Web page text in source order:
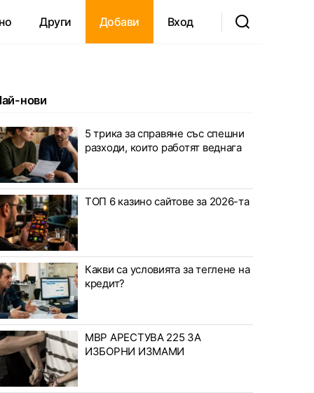
Други Добави Вход
нови
5 трика за справяне със спешни
разходи, които работят веднага
ТОП 6 казино сайтове за 2026-та
Какви са условията за теглене на
кредит?
МВР АРЕСТУВА 225 ЗА
ИЗБОРНИ ИЗМАМИ